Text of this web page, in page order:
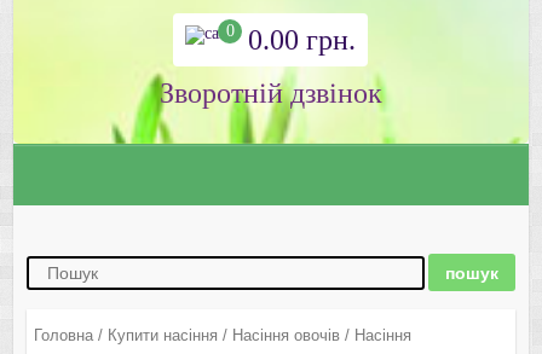
0 0.00грн.
Зворотній дзвінок
Головна/ Купити насіння / Насіння овочів/ Насіння